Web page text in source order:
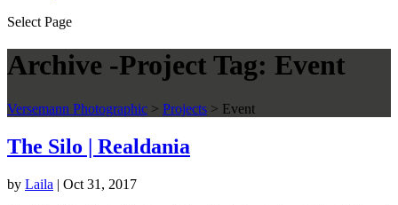
Select Page
Archive -Project Tag: Event
Versemann Photographic > Projects > Event
The Silo | Realdania
by Laila | Oct 31, 2017